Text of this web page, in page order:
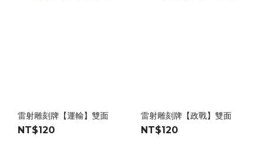
雷射雕刻牌【運輸】雙面
NT$120
雷射雕刻牌【政戰】雙面
NT$120